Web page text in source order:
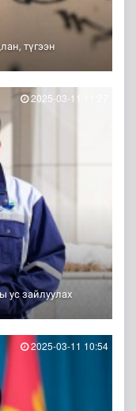
түгээн
ус зайлуулах
2025-03-11 11:27
2025-03-11 10:54